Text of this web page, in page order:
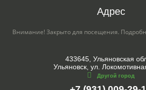
Адрес
Внимание! Закрыто для посещения.
433645, Ульяновская
Ульяновск, ул.
Другой город